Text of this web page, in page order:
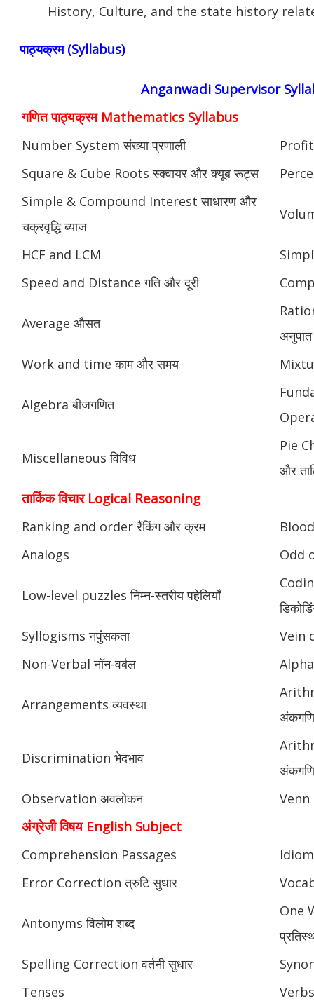
History, Culture, and the state history
पाठ्यक्रम (Syllabus)
Anganwadi Supervisor
गणित पाठ्यक्रम Mathematics Syllabus
Number System संख्या प्रणाली
Profit
Square & Cube Roots स्क्वायर और क्यूब रूट्स
Simple & Compound Interest साधारण और
चक्रवृद्धि ब्याज
HCF and LCM
Speed and Distance गति और दूरी
Average औसत
अनुपात
Work and time काम और समय
Algebra बीजगणित
Miscellaneous विविध
Pie
और
तार्किक विचार Logical Reasoning
Ranking and order रैंकिंग और क्रम
Analogs
Odd
Low-level puzzles निम्न-स्तरीय पहेलियाँ
Syllogisms नपुंसकता
Vein
Non-Verbal नॉन-वर्बल
Arrangements व्यवस्था
Discrimination भेदभाव
Observation अवलोकन
अंग्रेजी विषय English Subject
Comprehension Passages
Error Correction त्रुटि सुधार
Antonyms विलोम शब्द
One
Spelling Correction वर्तनी सुधार
Tenses